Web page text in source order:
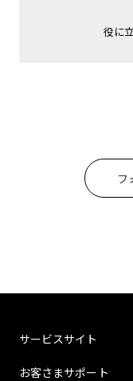
役に
フ
サービスサイト
お客さまサポート